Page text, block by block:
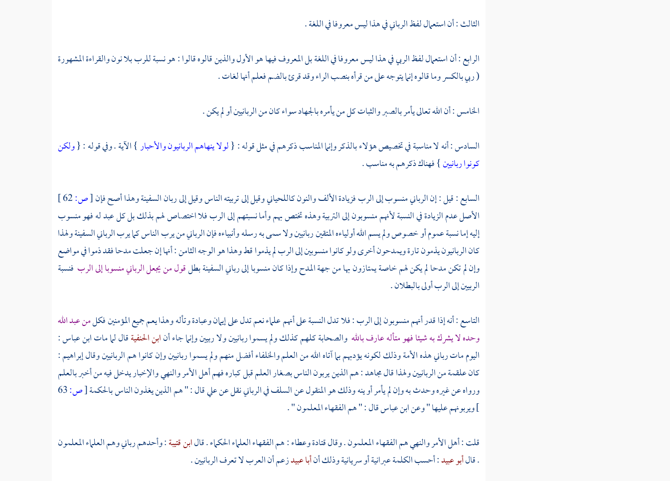
الثالث : أن استعمال لفظ الرباني في هذا ليس معروفا في اللغة .
الرابع : أن استعمال لفظ الربي في هذا ليس معروفا في اللغة بل المعروف فيها هو الأول والذين قالوه قالوا : هو نسبة للرب بلا نون والقراءة المشهورة
( ربي بالكسر وما قالوه إنما يتوجه على من قرأه بنصب الراء وقد قرئ بالضم فعلم أنها لغات .
الخامس : أن الله تعالى يأمر بالصبر والثبات كل من يأمره بالجهاد سواء كان من الربانيين أو لم يكن .
السادس : أنه لا مناسبة في تخصيص هؤلاء بالذكر وإنما المناسب ذكرهم في مثل قوله : {لولا ينهاهم الربانيون والأحبار} الآية . وفي قوله : {ولكن
كونوا ربانيين} فهناك ذكرهم به مناسب .
السابع : قيل : إن الرباني منسوب إلى الرب فزيادة الألف والنون كاللحياني وقيل إلى تربيته الناس وقيل إلى ربان السفينة وهذا أصح فإن[ص:
الأصل عدم الزيادة في النسبة لأنهم منسوبون إلى التربية وهذه تختص بهم وأما نسبتهم إلى الرب فلا اختصاص لهم بذلك بل كل عبد له فهو منسوب
إليه إما نسبة عموم أو خصوص ولم يسم الله أولياءه المتقين ربانيين ولا سمى به رسله وأنبياءه فإن الرباني من يرب الناس كما يرب الرباني السفينة ولهذا
كان الربانيون يذمون تارة ويمدحون أخرى ولو كانوا منسوبين إلى الرب لم يذموا قط وهذا هو الوجه الثامن : أنها إن جعلت مدحا فقد ذموا في مواضع
وإن لم تكن مدحا لم يكن لهم خاصة يمتازون بها من جهة المدح وإذا كان منسوبا إلى رباني السفينة بطلقول من يجعل الرباني منسوبا إلى الرب فنسبة
الربيين إلى الرب أولى بالبطلان .
التاسع : أنه إذا قدر أنهم منسوبون إلى الرب : فلا تدل النسبة على أنهم علماء نعم تدل على إيمان وعبادة وتأله وهذا يعم جميع المؤمنين فكلمن عبد الله
وحده لا يشرك به شيئا فهو متأله عارف بالله والصحابةكلهم كذلك ولم يسموا ربانيين ولا ربيين وإنما جاء أنابن الحنفيةقال لما ماتابن عباس:
اليوم مات رباني هذه الأمة وذلك لكونه يؤدبهم بما آتاه الله من العلم والخلفاء أفضل منهم ولم يسموا ربانيين وإن كانوا هم الربانيين وقالإبراهيم:
كانعلقمةمن الربانيين ولهذا قالمجاهد: هم الذين يربون الناس بصغار العلم قبل كباره فهم أهل الأمر والنهي والإخبار يدخل فيه من أخبر بالعلم
ورواه عن غيره وحدث به وإن لم يأمر أو ينه وذلك هو المنقول عن السلف في الرباني نقل عنعليقال : " هم الذين يغذون الناس بالحكمة[ص:63
]ويربونهم عليها " وعنابن عباسقال : " هم الفقهاء المعلمون " .
قلت : أهل الأمر والنهي هم الفقهاء المعلمون . وقالقتادةوعطاء: هم الفقهاء العلماء الحكماء . قالابن قتيبة: وأحدهم رباني وهم العلماء المعلمون
. قالأبو عبيد: أحسب الكلمة عبرانية أو سريانية وذلك أنأبا عبيدزعم أنالعربلا تعرف الربانيين .